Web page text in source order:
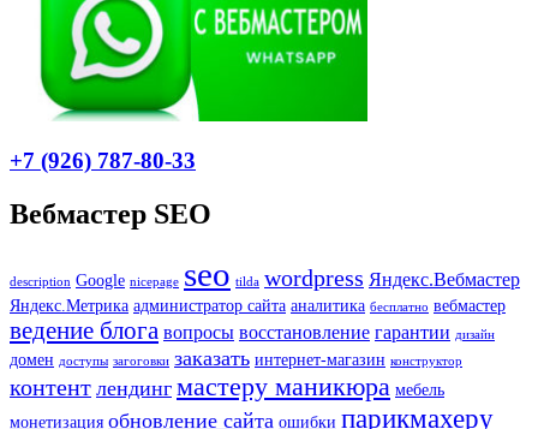
+7 (926) 787-80-33
Вебмастер SEO
description Google nicepage seo tilda wordpress Яндекс.Вебмастер
Яндекс.Метрика администратор сайта аналитика бесплатно вебмастер
ведение блога вопросы восстановление гарантии дизайн
домен доступы загоговки заказать интернет-магазин конструктор
контент лендинг мастеру маникюра мебель
монетизация обновление сайта ошибки парикмахеру